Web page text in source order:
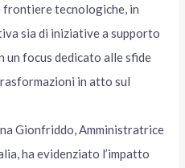
tecnologiche, in
sia di iniziative a supporto
un focus dedicato alle sfide
in atto sul
Gionfriddo, Amministratrice
ha evidenziato l’impatto